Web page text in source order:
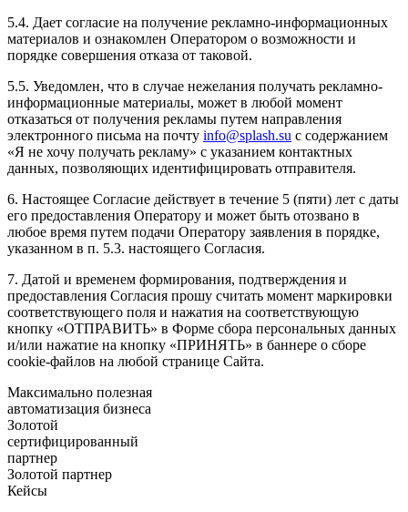
5.4. Дает согласие на получение рекламно-информационных
материалов и ознакомлен Оператором о возможности и
порядке совершения отказа от таковой.
5.5. Уведомлен, что в случае нежелания получать рекламно-
информационные материалы, может в любой момент
отказаться от получения рекламы путем направления
электронного письма на почту info@splash.su с содержанием
«Я не хочу получать рекламу» с указанием контактных
данных, позволяющих идентифицировать отправителя.
6. Настоящее Согласие действует в течение 5 (пяти) лет с даты
его предоставления Оператору и может быть отозвано в
любое время путем подачи Оператору заявления в порядке,
указанном в п. 5.3. настоящего Согласия.
7. Датой и временем формирования, подтверждения и
предоставления Согласия прошу считать момент маркировки
соответствующего поля и нажатия на соответствующую
кнопку «ОТПРАВИТЬ» в Форме сбора персональных данных
и/или нажатие на кнопку «ПРИНЯТЬ» в баннере о сборе
cookie-файлов на любой странице Сайта.
Максимально полезная
автоматизация бизнеса
Золотой
cертифицированный
партнер
Золотой партнер
Кейсы